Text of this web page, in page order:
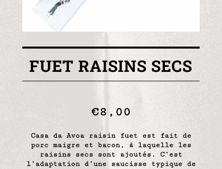
FUET RAISINS SECS
€8,00
Casa da Avoa raisin fuet est fait‎ ‎ de
porc maigre et bacon, à laquelle les
raisins secs sont ajoutés. C’est
l’adaptation d’une saucisse typique de